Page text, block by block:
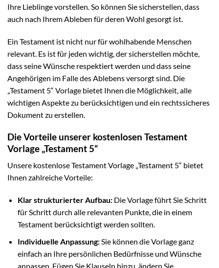
Ihre Lieblinge vorstellen. So können Sie sicherstellen, dass
auch nach Ihrem Ableben für deren Wohl gesorgt ist.
Ein Testament ist nicht nur für wohlhabende Menschen
relevant. Es ist für jeden wichtig, der sicherstellen möchte,
dass seine Wünsche respektiert werden und dass seine
Angehörigen im Falle des Ablebens versorgt sind. Die
„Testament 5“ Vorlage bietet Ihnen die Möglichkeit, alle
wichtigen Aspekte zu berücksichtigen und ein rechtssicheres
Dokument zu erstellen.
Die Vorteile unserer kostenlosen Testament
Vorlage „Testament 5“
Unsere kostenlose Testament Vorlage „Testament 5“ bietet
Ihnen zahlreiche Vorteile:
Klar strukturierter Aufbau:Die Vorlage führt Sie Schritt
für Schritt durch alle relevanten Punkte, die in einem
Testament berücksichtigt werden sollten.
Individuelle Anpassung:Sie können die Vorlage ganz
einfach an Ihre persönlichen Bedürfnisse und Wünsche
anpassen. Fügen Sie Klauseln hinzu, ändern Sie